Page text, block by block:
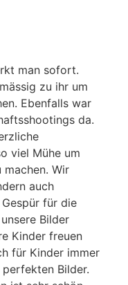
man sofort.
zu ihr um
Ebenfalls war
da.
viel Mühe um
Wir
auch
für die
Bilder
Kinder freuen
für Kinder immer
Bilder.